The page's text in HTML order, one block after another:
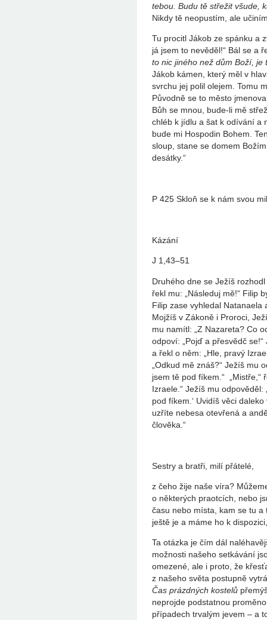
tebou. Budu tě střežit všude,
Nikdy tě neopustím, ale
Tu procitl Jákob ze spánku a
já jsem to nevěděl!“ Bál se a
to nic jiného než dům Boží, je
Jákob kámen, který měl v
svrchu jej polil olejem. Tomu
Původně se to město
Bůh se mnou, bude-li mě
chléb k jídlu a šat k odívání a
bude mi Hospodin Bohem.
sloup, stane se domem
desátky.“
P 425 Skloň se k nám svou
Kázání
J 1,43–51
Druhého dne se Ježíš
řekl mu: „Následuj mě!“ Filip
Filip zase vyhledal Natanaela
Mojžíš v Zákoně i Proroci,
mu namítl: „Z Nazareta? Co
odpoví: „Pojď a přesvědč
a řekl o něm: „Hle, pravý
„Odkud mě znáš?“ Ježíš mu
jsem tě pod fíkem.“ „Mistře,“
Izraele.“ Ježíš mu odpověděl:
pod fíkem.‘ Uvidíš věci
uzříte nebesa otevřená a
člověka.“
Sestry a bratři, milí přátelé,
z čeho žije naše víra?
o některých praotcích, nebo
času nebo místa, kam se tu
ještě je a máme ho k
Ta otázka je čím dál
možnosti našeho setkávání
omezené, ale i proto, že
z našeho světa postupně
Čas prázdných kostelů
neprojde podstatnou
případech trvalým jevem – a